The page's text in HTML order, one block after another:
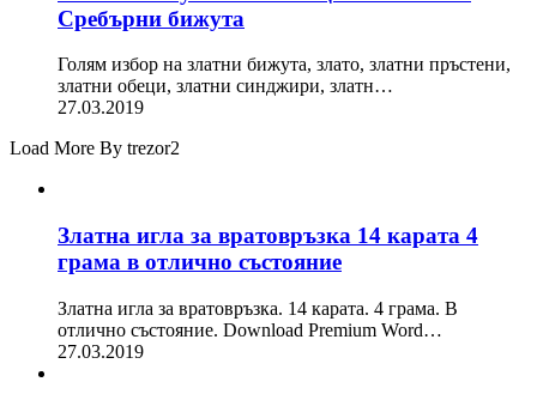
Сребърни бижута
Голям избор на златни бижута, злато, златни пръстени,
златни обеци, златни синджири, златн…
27.03.2019
Load More By trezor2
Златна игла за вратовръзка 14 карата 4
грама в отлично състояние
Златна игла за вратовръзка. 14 карата. 4 грама. В
отлично състояние. Download Premium Word…
27.03.2019